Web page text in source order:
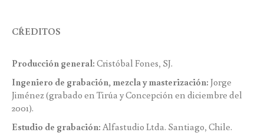
CŔEDITOS
Producción general: Cristóbal Fones, SJ.
Ingeniero de grabación, mezcla y masterización: Jorge
Jiménez (grabado en Tirúa y Concepción en diciembre del
2001).
Estudio de grabación: Alfastudio Ltda. Santiago, Chile.